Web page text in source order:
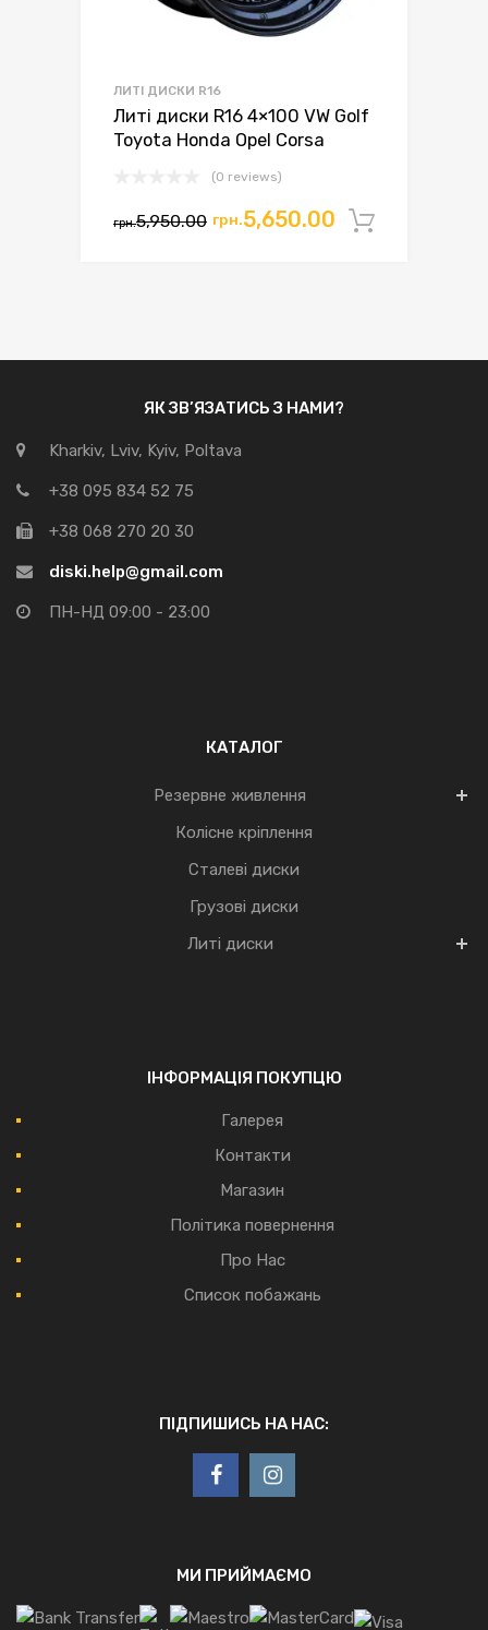
ЛИТІ ДИСКИ R16
Литі диски R16 4×100 VW Golf
Toyota Honda Opel Corsa
(0 reviews)
грн.5,950.00 Оригінальна
грн.5,650.00 Поточна
ЯК ЗВ’ЯЗАТИСЬ З НАМИ?
Kharkiv, Lviv, Kyiv, Poltava
+38 095 834 52 75
+38 068 270 20 30
diski.help@gmail.com
ПН-НД 09:00 - 23:00
КАТАЛОГ
Резервне живлення
Колісне кріплення
Сталеві диски
Грузові диски
Литі диски
ІНФОРМАЦІЯ ПОКУПЦЮ
Галерея
Контакти
Магазин
Політика повернення
Про Нас
Список побажань
ПІДПИШИСЬ НА НАС:
МИ ПРИЙМАЄМО